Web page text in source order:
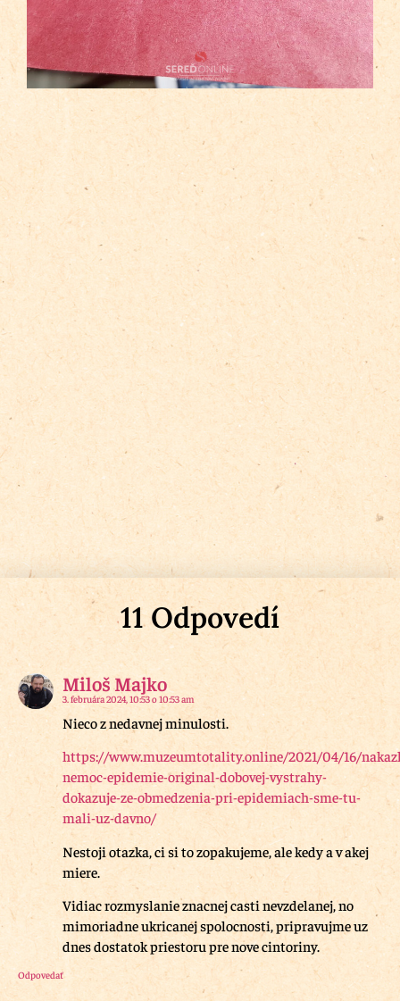
11 Odpovedí
Miloš Majko
3. februára 2024, 10:53 o 10:53 am
Nieco z nedavnej minulosti.
https://www.muzeumtotality.online/2021/04/16/
nemoc-epidemie-original-dobovej-vystrahy-
dokazuje-ze-obmedzenia-pri-epidemiach-sme-tu-
mali-uz-davno/
Nestoji otazka, ci si to zopakujeme, ale kedy a v akej
miere.
Vidiac rozmyslanie znacnej casti nevzdelanej, no
mimoriadne ukricanej spolocnosti, pripravujme uz
dnes dostatok priestoru pre nove cintoriny.
Odpovedať